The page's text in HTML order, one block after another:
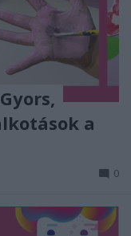
a
0